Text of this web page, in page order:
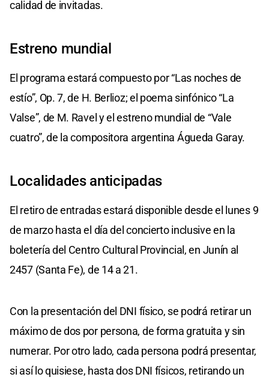
calidad de invitadas.
Estreno mundial
El programa estará compuesto por “Las noches de
estío”, Op. 7, de H. Berlioz; el poema sinfónico “La
Valse”, de M. Ravel y el estreno mundial de “Vale
cuatro”, de la compositora argentina Águeda Garay.
Localidades anticipadas
El retiro de entradas estará disponible desde el lunes 9
de marzo hasta el día del concierto inclusive en la
boletería del Centro Cultural Provincial, en Junín al
2457 (Santa Fe), de 14 a 21.
Con la presentación del DNI físico, se podrá retirar un
máximo de dos por persona, de forma gratuita y sin
numerar. Por otro lado, cada persona podrá presentar,
si así lo quisiese, hasta dos DNI físicos, retirando un